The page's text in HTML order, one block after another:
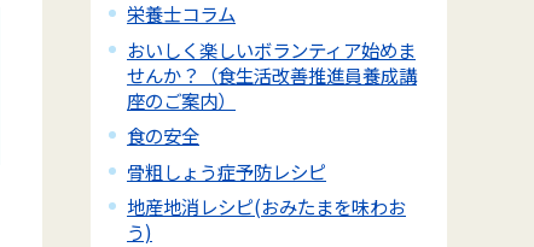
栄養士コラム
おいしく楽しいボランティア始めま
せんか？（食生活改善推進員養成講
座のご案内）
食の安全
骨粗しょう症予防レシピ
地産地消レシピ(おみたまを味わお
う)